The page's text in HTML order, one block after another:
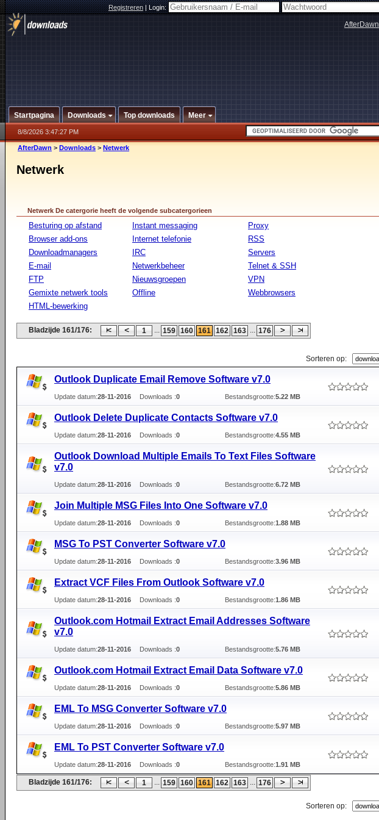
Registreren|Login:
AfterDawn
Startpagina Downloads Top downloads Meer
8/8/2026 3:47:27 PM
AfterDawn > Downloads > Netwerk
Netwerk
Netwerk De catergorie heeft de volgende subcatergorieen
Besturing op afstand
Browser add-ons
Downloadmanagers
E-mail
FTP
Gemixte netwerk tools
HTML-bewerking
Instant messaging
Internet telefonie
IRC
Netwerkbeheer
Nieuwsgroepen
Offline
Proxy
RSS
Servers
Telnet & SSH
VPN
Webbrowsers
Bladzijde 161/176: 1 ... 159 160 161 162 163 ... 176
Sorteren op:
Outlook Duplicate Email Remove Software v7.0
Update datum:28-11-2016 Downloads :0 Bestandsgrootte:5.22 MB
Outlook Delete Duplicate Contacts Software v7.0
Update datum:28-11-2016 Downloads :0 Bestandsgrootte:4.55 MB
Outlook Download Multiple Emails To Text Files Software
v7.0
Update datum:28-11-2016 Downloads :0 Bestandsgrootte:6.72 MB
Join Multiple MSG Files Into One Software v7.0
Update datum:28-11-2016 Downloads :0 Bestandsgrootte:1.88 MB
MSG To PST Converter Software v7.0
Update datum:28-11-2016 Downloads :0 Bestandsgrootte:3.96 MB
Extract VCF Files From Outlook Software v7.0
Update datum:28-11-2016 Downloads :0 Bestandsgrootte:1.86 MB
Outlook.com Hotmail Extract Email Addresses Software
v7.0
Update datum:28-11-2016 Downloads :0 Bestandsgrootte:5.76 MB
Outlook.com Hotmail Extract Email Data Software v7.0
Update datum:28-11-2016 Downloads :0 Bestandsgrootte:5.86 MB
EML To MSG Converter Software v7.0
Update datum:28-11-2016 Downloads :0 Bestandsgrootte:5.97 MB
EML To PST Converter Software v7.0
Update datum:28-11-2016 Downloads :0 Bestandsgrootte:1.91 MB
Bladzijde 161/176: 1 ... 159 160 161 162 163 ... 176
Sorteren op: